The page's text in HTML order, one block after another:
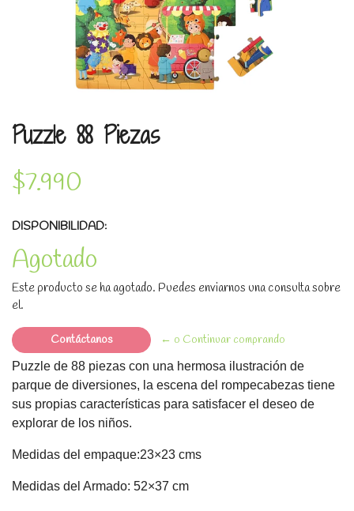
Puzzle 88 Piezas
$7.990
DISPONIBILIDAD:
Agotado
Este producto se ha agotado. Puedes enviarnos una consulta sobre
el.
Contáctanos ← o Continuar comprando
Puzzle de 88 piezas con una hermosa ilustración de
parque de diversiones, la escena del rompecabezas tiene
sus propias características para satisfacer el deseo de
explorar de los niños.
Medidas del empaque:23×23 cms
Medidas del Armado: 52×37 cm